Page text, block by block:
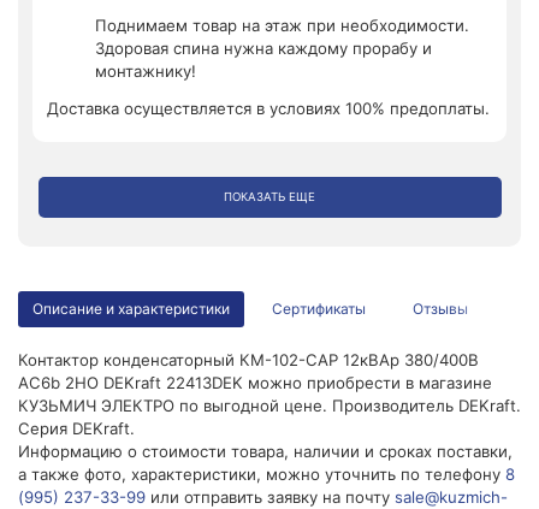
Поднимаем товар на этаж при необходимости.
Здоровая спина нужна каждому прорабу и
монтажнику!
Доставка осуществляется в условиях 100% предоплаты.
ПОКАЗАТЬ ЕЩЕ
Описание и характеристики Сертификаты Отзывы
Контактор конденсаторный КМ-102-CAP 12кВАр 380/400В
AC6b 2НО DEKraft 22413DEK можно приобрести в магазине
КУЗЬМИЧ ЭЛЕКТРО по выгодной цене. Производитель DEKraft.
Серия DEKraft.
Информацию о стоимости товара, наличии и сроках поставки,
а также фото, характеристики, можно уточнить по телефону 8
(995) 237-33-99 или отправить заявку на почту sale@kuzmich-